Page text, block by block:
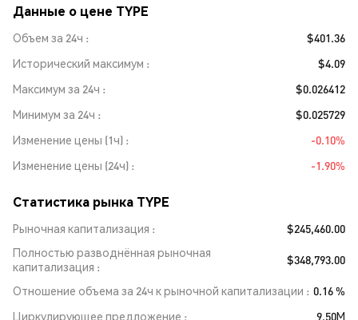
Данные о цене TYPE
Объем за 24ч
$401.36
Исторический максимум
$4.09
Максимум за 24ч
$0.026412
Минимум за 24ч
$0.025729
Изменение цены (1ч)
-0.10%
Изменение цены (24ч)
-1.90%
Статистика рынка TYPE
Рыночная капитализация
$245,460.00
Полностью разводнённая рыночная
капитализация
$348,793.00
Отношение объема за 24ч к рыночной капитализации
0.16 %
Циркулирующее предложение
9.50M